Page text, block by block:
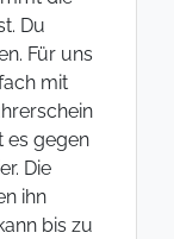
Du
Für uns
mit
es gegen
Die
ihn
bis zu